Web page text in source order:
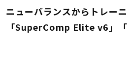
ニューバランスからトレー
「SuperComp Elite v6」